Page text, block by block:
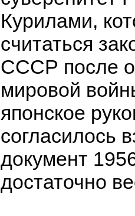
Курилами,
считаться
СССР после
мировой
японское
согласилось
документ
достаточно